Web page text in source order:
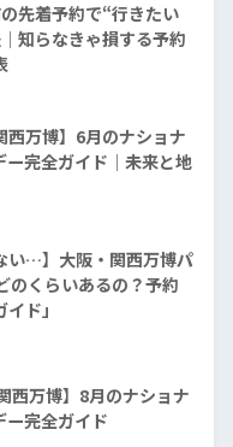
先着予約で“行きたい
知らなきゃ損する予約
西万博】6月のナショナ
ー完全ガイド｜未来と地
い…】大阪・関西万博パ
のくらいあるの？予約
ド」
西万博】8月のナショナ
ー完全ガイド